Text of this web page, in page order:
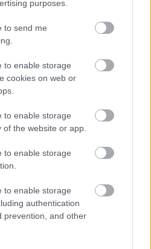
purposes.
to send me
to enable storage
cookies on web or
to enable storage
the website or app.
to enable storage
to enable storage
authentication
prevention, and other
heteken keresztül minden
versenykörülmények
Egy magyar
ehetetlen tortával
figyelmes az elmúlt
nem is
hogy minden cukorból
tál is! És egy magyar
Megkerestem emailben,
ez…